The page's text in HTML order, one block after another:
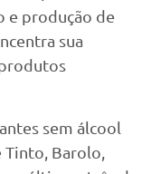
e produção de
sua
sem álcool
Barolo,